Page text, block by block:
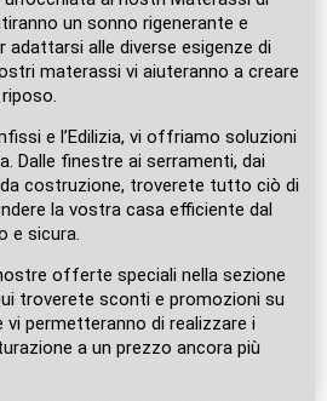
un sonno rigenerante e
alle diverse esigenze di
materassi vi aiuteranno a creare
e l’Edilizia, vi offriamo soluzioni
Dalle finestre ai serramenti, dai
costruzione, troverete tutto ciò di
la vostra casa efficiente dal
e sicura.
offerte speciali nella sezione
troverete sconti e promozioni su
permetteranno di realizzare i
a un prezzo ancora più